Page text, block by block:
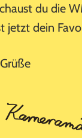
du die
jetzt dein